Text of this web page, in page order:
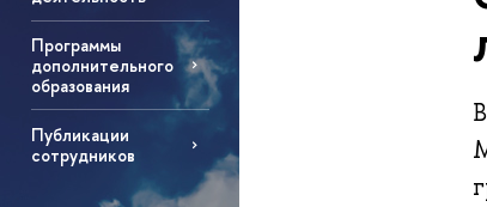
Программы
дополнительного
образования
Публикации
сотрудников